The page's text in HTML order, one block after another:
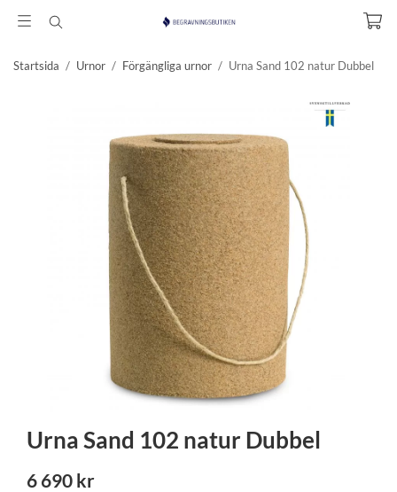
Startsida / Urnor / Förgängliga urnor / Urna Sand 102 natur Dubbel
Urna Sand 102 natur Dubbel
6 690 kr